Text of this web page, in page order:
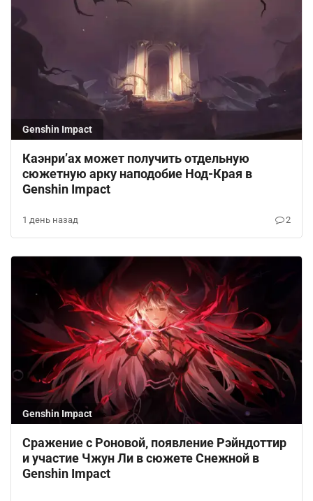
Genshin Impact
Каэнри’ах может получить отдельную
сюжетную арку наподобие Нод-Края в
Genshin Impact
1 день назад 2
Genshin Impact
Сражение с Роновой, появление Рэйндоттир
и участие Чжун Ли в сюжете Снежной в
Genshin Impact